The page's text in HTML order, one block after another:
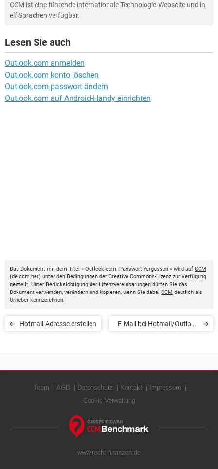
CCM ist eine führende internationale Technologie-Webseite und in
elf Sprachen verfügbar.
Lesen Sie auch
Outlook.com anmelden
Outlook.com konto löschen
Outlook.com passwort ändern
Outlook.com auf Android-Handy einrichten
Das Dokument mit dem Titel « Outlook.com: Passwort vergessen » wird auf CCM
(de.ccm.net) unter den Bedingungen der Creative Commons-Lizenz zur Verfügung
gestellt. Unter Berücksichtigung der Lizenzvereinbarungen dürfen Sie das
Dokument verwenden, verändern und kopieren, wenn Sie dabei CCM deutlich als
Urheber kennzeichnen.
Hotmail-Adresse erstellen
E-Mail bei Hotmail/Outlook
Team AGB Datenschutz Kontakt
Impressum
Cookie-Verwaltung
www.recht-finanzen.de